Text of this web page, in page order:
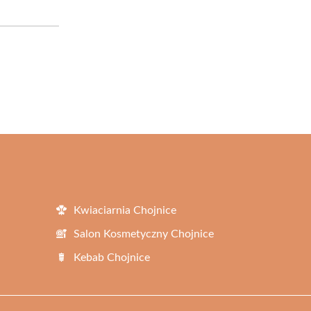
Kwiaciarnia Chojnice
Salon Kosmetyczny Chojnice
Kebab Chojnice